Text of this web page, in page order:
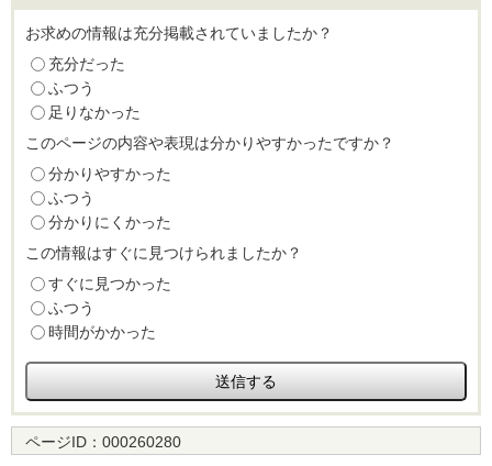
お求めの情報は充分掲載されていましたか？
充分だった
ふつう
足りなかった
このページの内容や表現は分かりやすかったですか？
分かりやすかった
ふつう
分かりにくかった
この情報はすぐに見つけられましたか？
すぐに見つかった
ふつう
時間がかかった
ページID： 000260280